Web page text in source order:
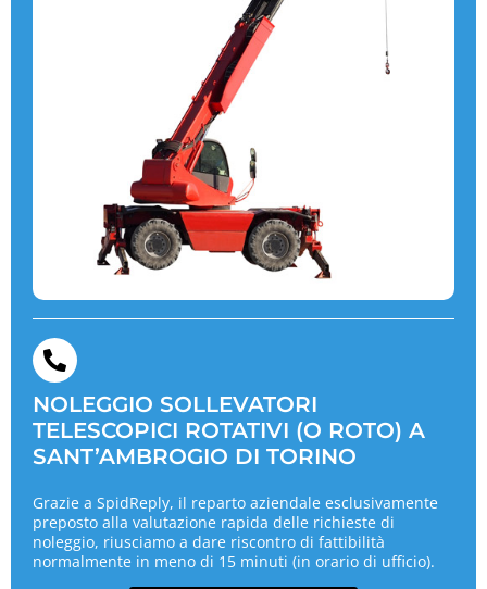
NOLEGGIO SOLLEVATORI
TELESCOPICI ROTATIVI (O ROTO) A
SANT’AMBROGIO DI TORINO
Grazie a SpidReply, il reparto aziendale esclusivamente
preposto alla valutazione rapida delle richieste di
noleggio, riusciamo a dare riscontro di fattibilità
normalmente in meno di 15 minuti (in orario di ufficio).